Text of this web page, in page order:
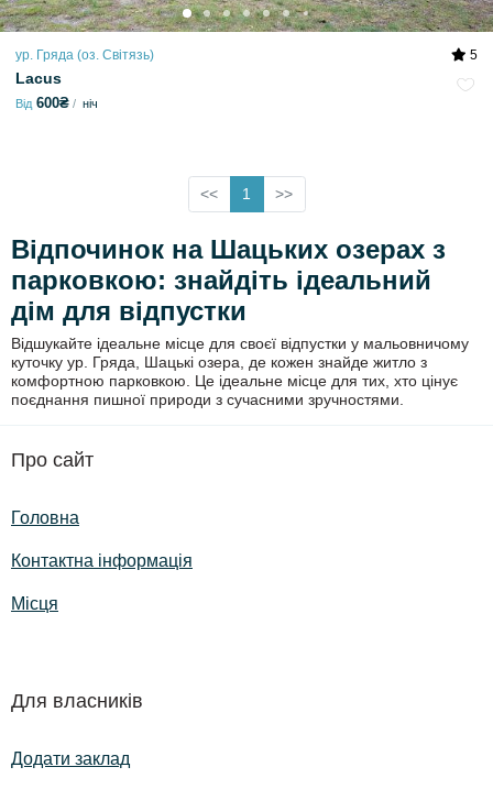
ур. Гряда (оз. Світязь) 5
Lacus
Від 600₴ ніч
<< 1 >>
Відпочинок на Шацьких озерах з
парковкою: знайдіть ідеальний
дім для відпустки
Відшукайте ідеальне місце для своєї відпустки у мальовничому
куточку ур. Гряда, Шацькі озера, де кожен знайде житло з
комфортною парковкою. Це ідеальне місце для тих, хто цінує
поєднання пишної природи з сучасними зручностями.
Про сайт
Головна
Контактна інформація
Місця
Для власників
Додати заклад